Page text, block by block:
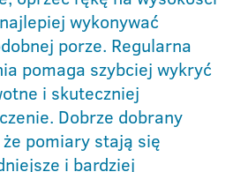
wykonywać
porze. Regularna
pomaga szybciej wykryć
i skuteczniej
Dobrze dobrany
pomiary stają się
i bardziej